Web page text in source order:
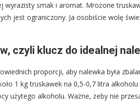
wyrazisty smak i aromat. Mrożone
jest ograniczony. Ja osobiście wolę
czyli klucz do idealnej
proporcji, aby nalewka była
1 kg truskawek na 0,5-0,7 litra
użytego alkoholu. Ważne, żeby nie